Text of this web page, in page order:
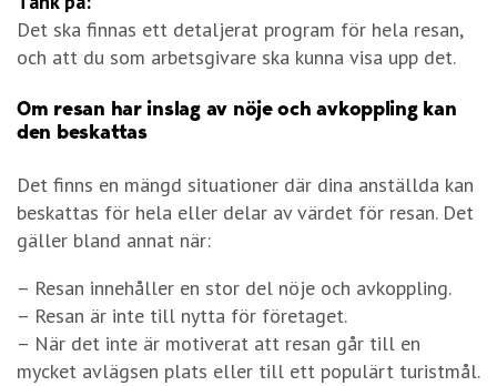
Det ska finnas ett detaljerat program för hela resan,
och att du som arbetsgivare ska kunna visa upp det.
Om resan har inslag av nöje och avkoppling kan
den beskattas
Det finns en mängd situationer där dina anställda kan
beskattas för hela eller delar av värdet för resan. Det
gäller bland annat när:
– Resan innehåller en stor del nöje och avkoppling.
– Resan är inte till nytta för företaget.
– När det inte är motiverat att resan går till en
mycket avlägsen plats eller till ett populärt turistmål.